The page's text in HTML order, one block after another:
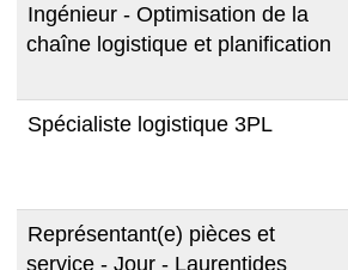
Ingénieur - Optimisation de la
chaîne logistique et planification
Spécialiste logistique 3PL
Représentant(e) pièces et
service - Jour - Laurentides